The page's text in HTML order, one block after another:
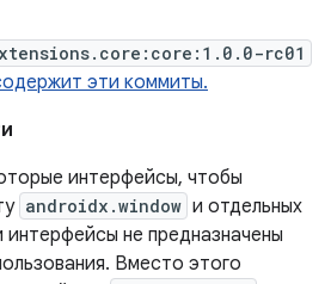
rc01
эти коммиты.
интерфейсы, чтобы
androidx.window и отдельных
не предназначены
Вместо этого